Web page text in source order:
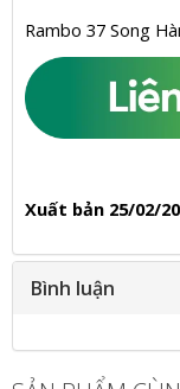
Rambo 37 Song
Xuất bản 25/02/
Bình luận